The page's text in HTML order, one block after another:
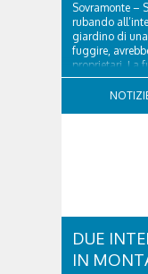
Sovramonte –
rubando
giardino di
fuggire,
proprietari. La
tempestiva
DUE
IN